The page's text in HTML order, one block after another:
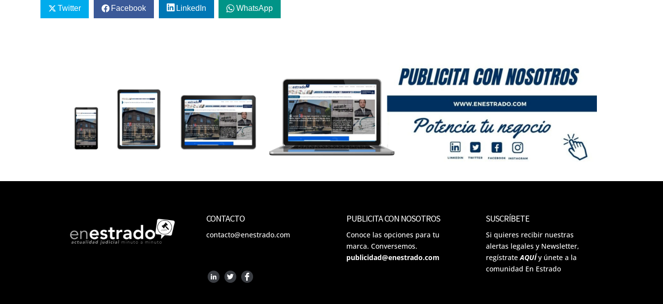
Twitter Facebook LinkedIn WhatsApp
CONTACTO
contacto@enestrado.com
PUBLICITA CON NOSOTROS
Conoce las opciones para tu
marca. Conversemos.
publicidad@enestrado.com
SUSCRÍBETE
Si quieres recibir nuestras
alertas legales y Newsletter,
regístrateAQUÍ y únete a la
comunidad En Estrado